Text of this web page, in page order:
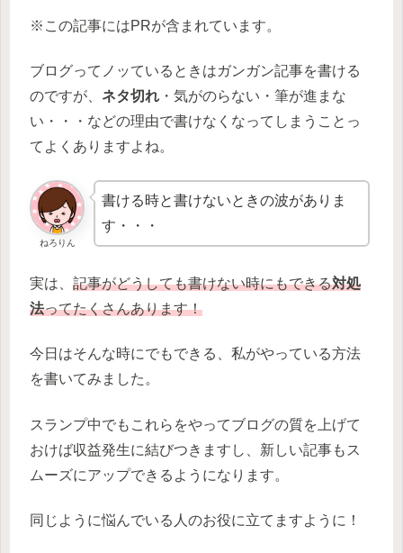
※この記事にはPRが含まれています。
ブログってノッているときはガンガン記事を書ける
のですが、 ネタ切れ ・気がのらない・筆が進まな
い・・・などの理由で書けなくなってしまうことっ
てよくありますよね。
ねろりん
書ける時と書けないときの波がありま
す・・・
実は、 記事がどうしても書けない時にもできる対処
法ってたくさんあります！
今日はそんな時にでもできる、私がやっている方法
を書いてみました。
スランプ中でもこれらをやってブログの質を上げて
おけば収益発生に結びつきますし、新しい記事もス
ムーズにアップできるようになります。
同じように悩んでいる人のお役に立てますように！